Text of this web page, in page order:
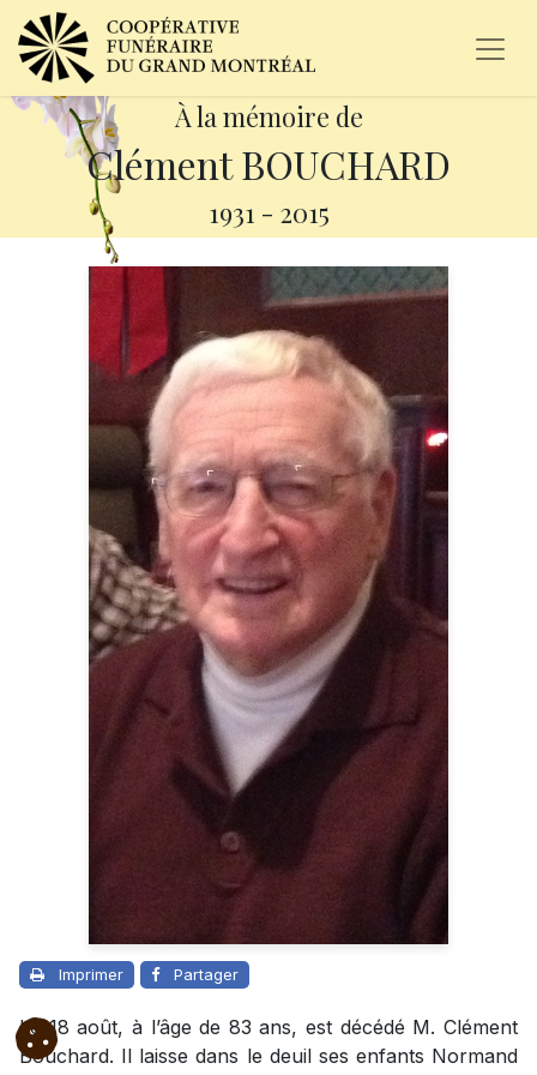
À la mémoire de
Clément BOUCHARD
1931 - 2015
Imprimer Partager
Le 18 août, à l’âge de 83 ans, est décédé M. Clément
Bouchard. Il laisse dans le deuil ses enfants Normand